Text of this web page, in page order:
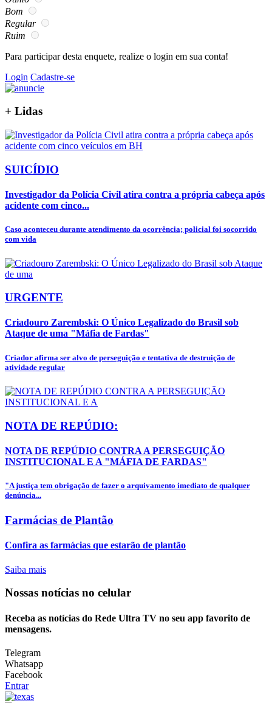
Bom
Regular
Ruim
Para participar desta enquete, realize o login em sua conta!
Login Cadastre-se
+ Lidas
SUICÍDIO
Investigador da Polícia Civil atira contra a própria cabeça após
acidente com cinco...
Caso aconteceu durante atendimento da ocorrência; policial foi socorrido
com vida
URGENTE
Criadouro Zarembski: O Único Legalizado do Brasil sob
Ataque de uma "Máfia de Fardas"
Criador afirma ser alvo de perseguição e tentativa de destruição de
atividade regular
NOTA DE REPÚDIO:
NOTA DE REPÚDIO CONTRA A PERSEGUIÇÃO
INSTITUCIONAL E A "MÁFIA DE FARDAS"
"A justiça tem obrigação de fazer o arquivamento imediato de qualquer
denúncia...
Farmácias de Plantão
Confira as farmácias que estarão de plantão
Saiba mais
Nossas notícias no celular
Receba as notícias do Rede Ultra TV no seu app favorito de
mensagens.
Telegram
Whatsapp
Facebook
Entrar